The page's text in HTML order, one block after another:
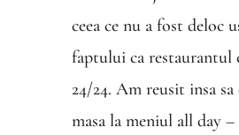
ceea ce nu a fost deloc
faptului ca restaurantul
24/24. Am reusit insa
masa la meniul all day